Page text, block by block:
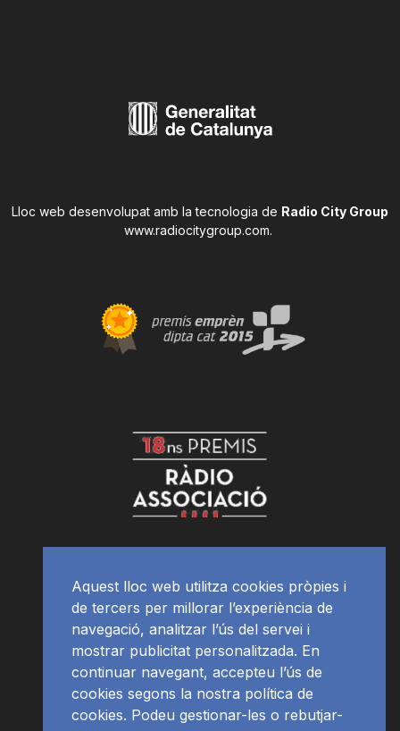
Lloc web desenvolupat amb la tecnologia de Radio City Group
www.radiocitygroup.com.
Aquest lloc web utilitza cookies pròpies i
de tercers per millorar l’experiència de
navegació, analitzar l’ús del servei i
mostrar publicitat personalitzada. En
continuar navegant, accepteu l’ús de
cookies segons la nostra política de
cookies. Podeu gestionar-les o rebutjar-